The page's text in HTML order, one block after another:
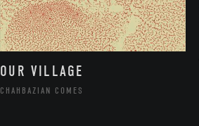
OUR VILLAGE
CHAHBAZIAN COMES